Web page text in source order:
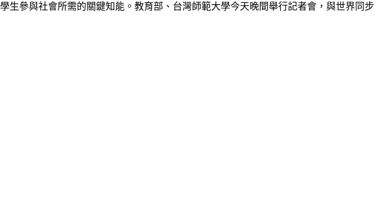
生參與社會所需的關鍵知能。教育部、台灣師範大學今天晚間舉行記者會，與世界同步